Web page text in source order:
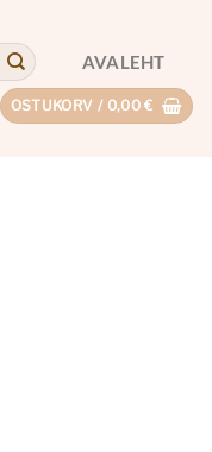
AVALEHT
OSTUKORV / 0,00€